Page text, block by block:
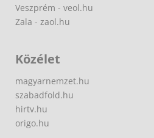
Veszprém - veol.hu
Zala - zaol.hu
Közélet
magyarnemzet.hu
szabadfold.hu
hirtv.hu
origo.hu